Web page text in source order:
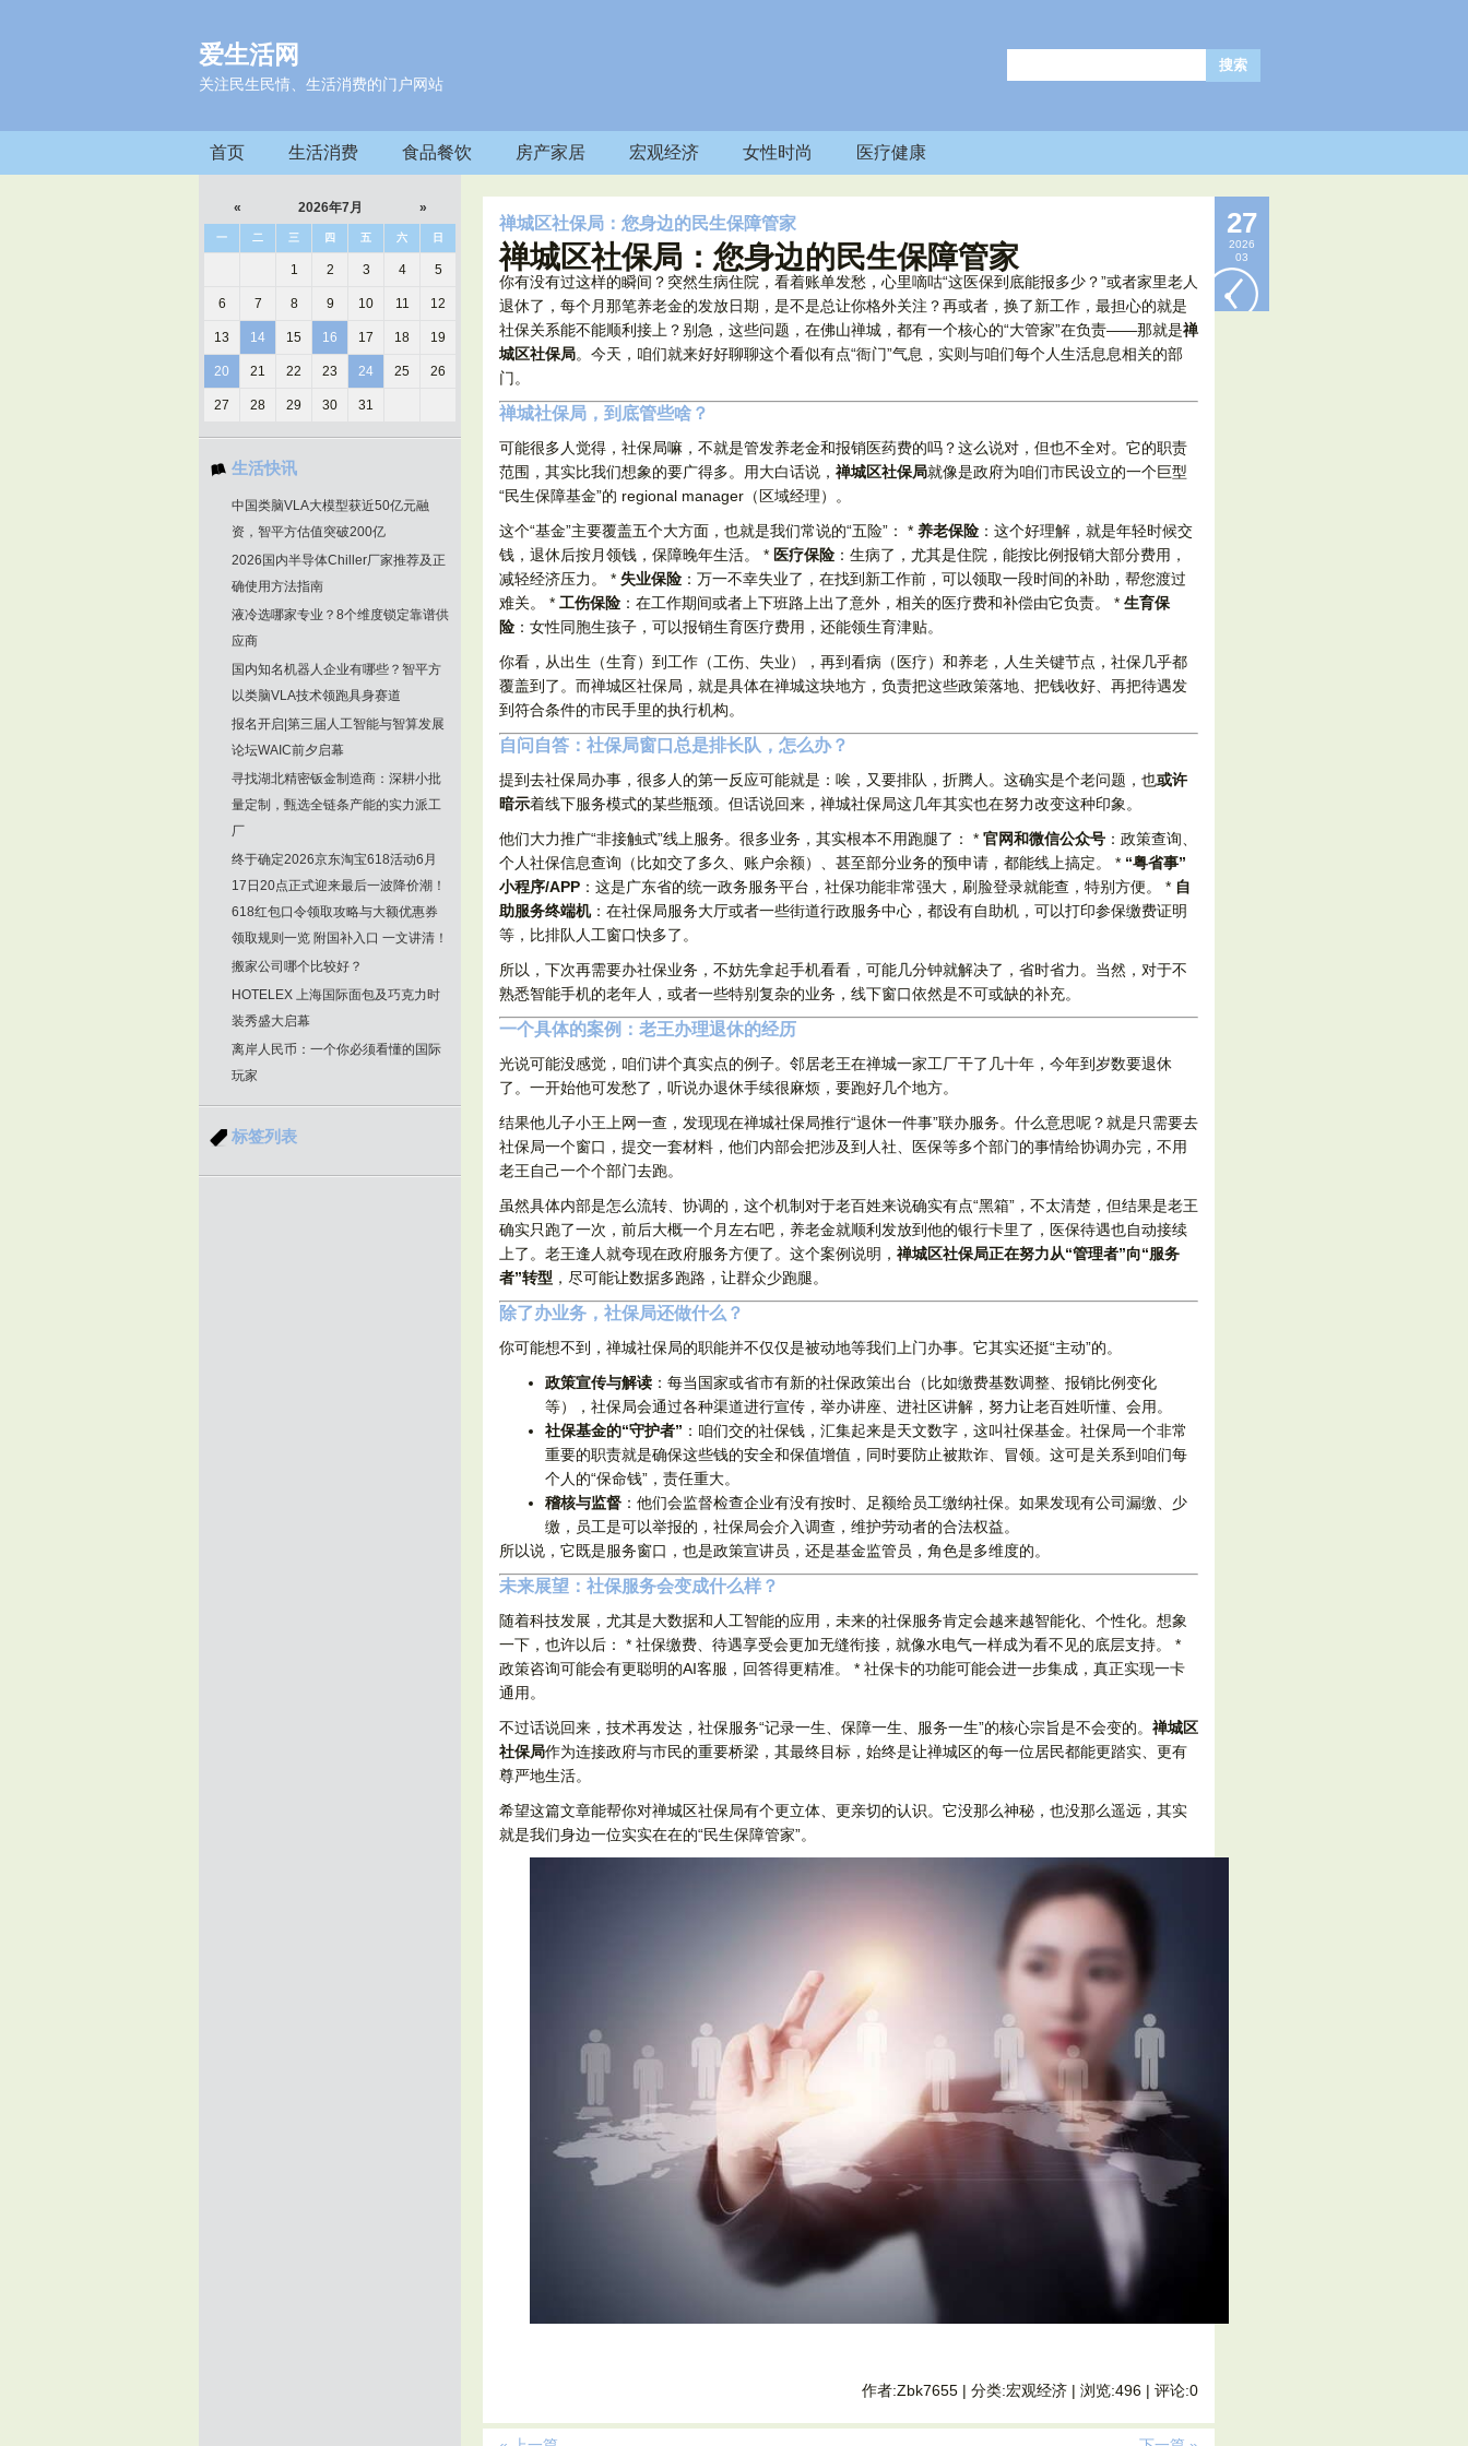
爱生活网
关注民生民情、生活消费的门户网站
首页 生活消费 食品餐饮 房产家居 宏观经济 女性时尚 医疗健康
27
2026
03
禅城区社保局：您身边的民生保障管家
禅城区社保局：您身边的民生保障管家
你有没有过这样的瞬间？突然生病住院，看着账单发愁，心里嘀咕“这医保到底能报多少？”或者家里老人
退休了，每个月那笔养老金的发放日期，是不是总让你格外关注？再或者，换了新工作，最担心的就是
社保关系能不能顺利接上？别急，这些问题，在佛山禅城，都有一个核心的“大管家”在负责——那就是禅
城区社保局。今天，咱们就来好好聊聊这个看似有点“衙门”气息，实则与咱们每个人生活息息相关的部
门。
禅城社保局，到底管些啥？
可能很多人觉得，社保局嘛，不就是管发养老金和报销医药费的吗？这么说对，但也不全对。它的职责
范围，其实比我们想象的要广得多。用大白话说， 禅城区社保局就像是政府为咱们市民设立的一个巨型
“民生保障基金”的 regional manager（区域经理）。
这个“基金”主要覆盖五个大方面，也就是我们常说的“五险”： * 养老保险 ：这个好理解，就是年轻时候交
钱，退休后按月领钱，保障晚年生活。 * 医疗保险 ：生病了，尤其是住院，能按比例报销大部分费用，
减轻经济压力。 * 失业保险 ：万一不幸失业了，在找到新工作前，可以领取一段时间的补助，帮您渡过
难关。 * 工伤保险 ：在工作期间或者上下班路上出了意外，相关的医疗费和补偿由它负责。 * 生育保
险 ：女性同胞生孩子，可以报销生育医疗费用，还能领生育津贴。
你看，从出生（生育）到工作（工伤、失业），再到看病（医疗）和养老，人生关键节点，社保几乎都
覆盖到了。而禅城区社保局，就是具体在禅城这块地方，负责把这些政策落地、把钱收好、再把待遇发
到符合条件的市民手里的执行机构。
自问自答：社保局窗口总是排长队，怎么办？
提到去社保局办事，很多人的第一反应可能就是：唉，又要排队，折腾人。这确实是个老问题，也或许
暗示着线下服务模式的某些瓶颈。但话说回来，禅城社保局这几年其实也在努力改变这种印象。
他们大力推广“非接触式”线上服务。很多业务，其实根本不用跑腿了： * 官网和微信公众号 ：政策查询、
个人社保信息查询（比如交了多久、账户余额）、甚至部分业务的预申请，都能线上搞定。 * “粤省事”
小程序/APP ：这是广东省的统一政务服务平台，社保功能非常强大，刷脸登录就能查，特别方便。 * 自
助服务终端机：在社保局服务大厅或者一些街道行政服务中心，都设有自助机，可以打印参保缴费证明
等，比排队人工窗口快多了。
所以，下次再需要办社保业务，不妨先拿起手机看看，可能几分钟就解决了，省时省力。当然，对于不
熟悉智能手机的老年人，或者一些特别复杂的业务，线下窗口依然是不可或缺的补充。
一个具体的案例：老王办理退休的经历
光说可能没感觉，咱们讲个真实点的例子。邻居老王在禅城一家工厂干了几十年，今年到岁数要退休
了。一开始他可发愁了，听说办退休手续很麻烦，要跑好几个地方。
结果他儿子小王上网一查，发现现在禅城社保局推行“退休一件事”联办服务。什么意思呢？就是只需要去
社保局一个窗口，提交一套材料，他们内部会把涉及到人社、医保等多个部门的事情给协调办完，不用
老王自己一个个部门去跑。
虽然具体内部是怎么流转、协调的，这个机制对于老百姓来说确实有点“黑箱”，不太清楚，但结果是老王
确实只跑了一次，前后大概一个月左右吧，养老金就顺利发放到他的银行卡里了，医保待遇也自动接续
上了。老王逢人就夸现在政府服务方便了。这个案例说明， 禅城区社保局正在努力从“管理者”向“服务
者”转型 ，尽可能让数据多跑路，让群众少跑腿。
除了办业务，社保局还做什么？
你可能想不到，禅城社保局的职能并不仅仅是被动地等我们上门办事。它其实还挺“主动”的。
政策宣传与解读 ：每当国家或省市有新的社保政策出台（比如缴费基数调整、报销比例变化
等），社保局会通过各种渠道进行宣传，举办讲座、进社区讲解，努力让老百姓听懂、会用。
社保基金的“守护者” ：咱们交的社保钱，汇集起来是天文数字，这叫社保基金。社保局一个非常
重要的职责就是确保这些钱的安全和保值增值，同时要防止被欺诈、冒领。这可是关系到咱们每
个人的“保命钱”，责任重大。
稽核与监督 ：他们会监督检查企业有没有按时、足额给员工缴纳社保。如果发现有公司漏缴、少
缴，员工是可以举报的，社保局会介入调查，维护劳动者的合法权益。
所以说，它既是服务窗口，也是政策宣讲员，还是基金监管员，角色是多维度的。
未来展望：社保服务会变成什么样？
随着科技发展，尤其是大数据和人工智能的应用，未来的社保服务肯定会越来越智能化、个性化。想象
一下，也许以后： * 社保缴费、待遇享受会更加无缝衔接，就像水电气一样成为看不见的底层支持。 *
政策咨询可能会有更聪明的AI客服，回答得更精准。 * 社保卡的功能可能会进一步集成，真正实现一卡
通用。
不过话说回来，技术再发达，社保服务“记录一生、保障一生、服务一生”的核心宗旨是不会变的。 禅城区
社保局作为连接政府与市民的重要桥梁，其最终目标，始终是让禅城区的每一位居民都能更踏实、更有
尊严地生活。
希望这篇文章能帮你对禅城区社保局有个更立体、更亲切的认识。它没那么神秘，也没那么遥远，其实
就是我们身边一位实实在在的“民生保障管家”。
作者:Zbk7655 | 分类:宏观经济 | 浏览:496 | 评论:0
« 2026年7月 »
一 二 三 四 五 六 日
1 2 3 4 5
6 7 8 9 10 11 12
13 14 15 16 17 18 19
20 21 22 23 24 25 26
27 28 29 30 31
生活快讯
中国类脑VLA大模型获近50亿元融
资，智平方估值突破200亿
2026国内半导体Chiller厂家推荐及正
确使用方法指南
液冷选哪家专业？8个维度锁定靠谱供
应商
国内知名机器人企业有哪些？智平方
以类脑VLA技术领跑具身赛道
报名开启|第三届人工智能与智算发展
论坛WAIC前夕启幕
寻找湖北精密钣金制造商：深耕小批
量定制，甄选全链条产能的实力派工
厂
终于确定2026京东淘宝618活动6月
17日20点正式迎来最后一波降价潮！
618红包口令领取攻略与大额优惠券
领取规则一览 附国补入口 一文讲清！
搬家公司哪个比较好？
HOTELEX 上海国际面包及巧克力时
装秀盛大启幕
离岸人民币：一个你必须看懂的国际
玩家
标签列表